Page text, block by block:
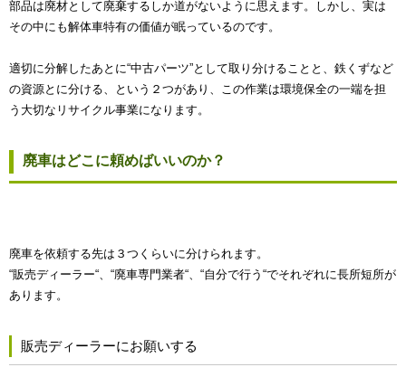
部品は廃材として廃棄するしか道がないように思えます。しかし、実は
その中にも解体車特有の価値が眠っているのです。
適切に分解したあとに“中古パーツ”として取り分けることと、鉄くずなど
の資源とに分ける、という２つがあり、この作業は環境保全の一端を担
う大切なリサイクル事業になります。
廃車はどこに頼めばいいのか？
廃車を依頼する先は３つくらいに分けられます。
“販売ディーラー“、“廃車専門業者“、“自分で行う“でそれぞれに長所短所が
あります。
販売ディーラーにお願いする